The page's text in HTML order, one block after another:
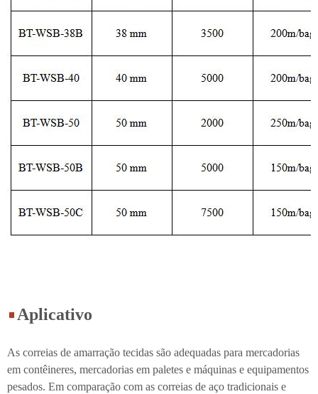
Aplicativo
As correias de amarração tecidas são adequadas para mercadorias
em contêineres, mercadorias em paletes e máquinas e equipamentos
pesados. Em comparação com as correias de aço tradicionais e